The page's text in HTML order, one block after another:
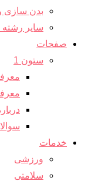
بدن سازی
سایر
صفحات
ستون 1
خدمات
ورزشی
سلامتی